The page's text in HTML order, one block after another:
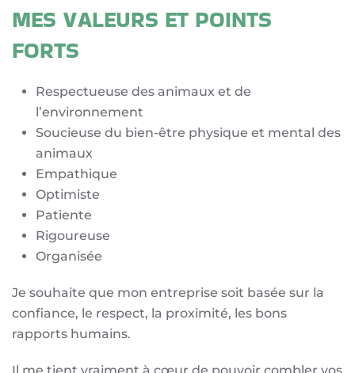
MES VALEURS ET POINTS
FORTS
Respectueuse des animaux et de
l’environnement
Soucieuse du bien-être physique et mental des
animaux
Empathique
Optimiste
Patiente
Rigoureuse
Organisée
Je souhaite que mon entreprise soit basée sur la
confiance, le respect, la proximité, les bons
rapports humains.